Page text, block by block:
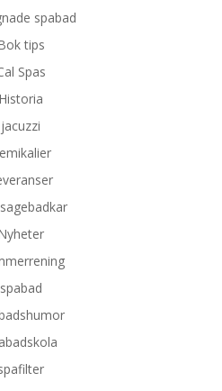
spabad
tips
Spas
Historia
jacuzzi
spabad